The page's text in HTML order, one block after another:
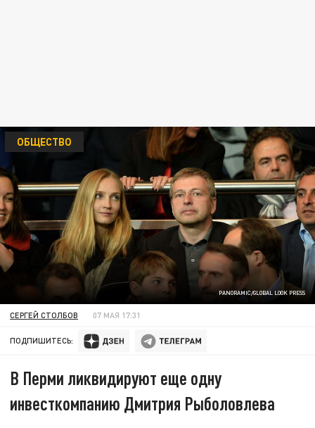
PANORAMIC/GLOBAL LOOK PRESS
ОБЩЕСТВО
СЕРГЕЙ СТОЛБОВ 07 МАЯ 17:31
ПОДПИШИТЕСЬ:
В Перми ликвидируют еще одну
инвесткомпанию Дмитрия Рыболовлева